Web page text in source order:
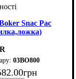
Snac Pac
03BO800
.00грн